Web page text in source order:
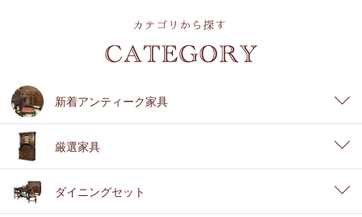
新着アンティーク家具
厳選家具
ダイニングセット